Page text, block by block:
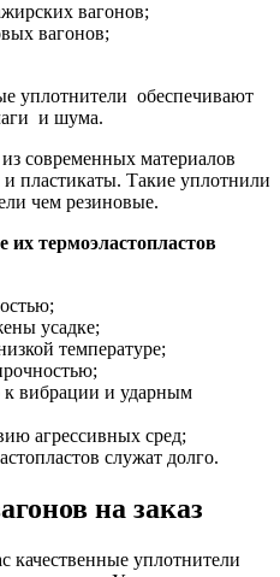
вагонов;
вагонов;
уплотнители обеспечивают
и шума.
современных материалов
и пластикаты. Такие уплотнили
чем резиновые.
их термоэластопластов
усадке;
температуре;
к вибрации и ударным
агрессивных сред;
служат долго.
на заказ
качественные уплотнители